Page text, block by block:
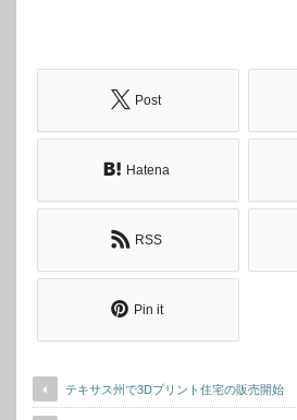
Post
Hatena
RSS
Pin it
テキサス州で3Dプリント住宅の販売開始